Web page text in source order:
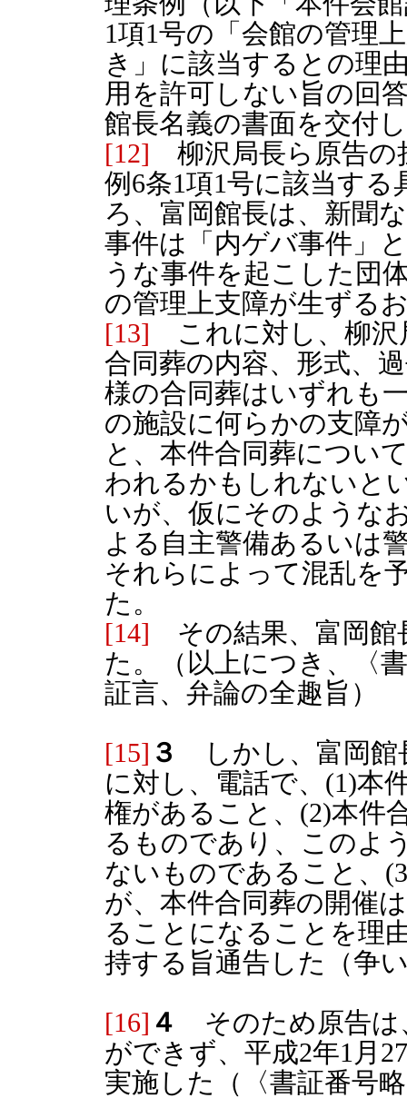
1項1号の「会館の管理
き」に該当するとの理
用を許可しない旨の回
館長名義の書面を交付
[12] 柳沢局長ら原告の
例6条1項1号に該当す
ろ、富岡館長は、新聞
事件は「内ゲバ事件」
うな事件を起こした団
の管理上支障が生ずる
[13] これに対し、柳沢
合同葬の内容、形式、
様の合同葬はいずれも
の施設に何らかの支障
と、本件合同葬につい
われるかもしれないと
いが、仮にそのような
よる自主警備あるいは
それらによって混乱を
た。
[14] その結果、富岡館
た。（以上につき、〈
証言、弁論の全趣旨）
[15] ３
しかし、富岡館
に対し、電話で、(1)本
権があること、(2)本件
るものであり、このよ
ないものであること、
が、本件合同葬の開催
ることになることを理
持する旨通告した（争
[16] ４
そのため原告は
ができず、平成2年1月
実施した（〈書証番号